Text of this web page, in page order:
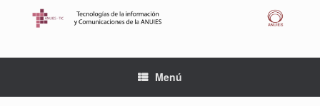
Menú